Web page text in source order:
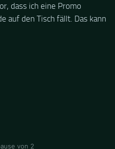
dass ich eine Promo
auf den Tisch fällt. Das kann
von 2